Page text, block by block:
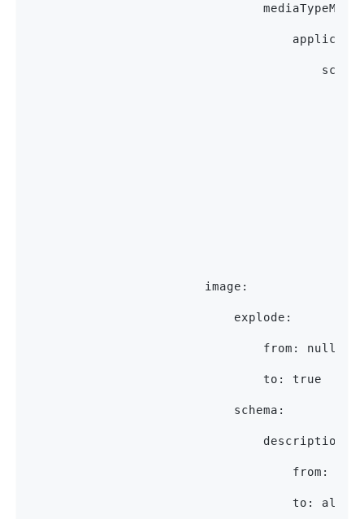
                        image:
                            explode:
                                from: null
                                to: true
                            schema:
                                description:
from:
to: